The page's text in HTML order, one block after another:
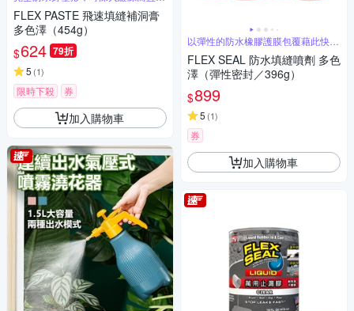
面可上漆
FLEX PASTE 飛速填縫補洞膏
多色澤（454g）
$624 79折
5 (1)
限時下殺 券
加入購物車
以彈性的防水橡膠護膜包覆藉此快速
阻斷漏水
FLEX SEAL 防水填縫噴劑 多色
澤（彈性密封／396g）
$899
5 (1)
券
加入購物車